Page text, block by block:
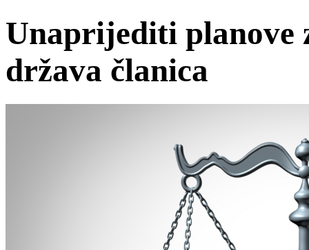
Unaprijediti planove
država članica